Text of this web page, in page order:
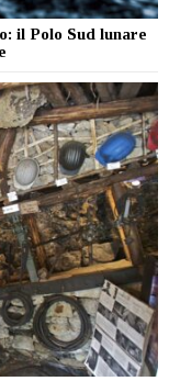
il Polo Sud lunare